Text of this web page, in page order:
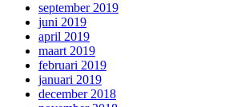
september 2019
juni 2019
april 2019
maart 2019
februari 2019
januari 2019
december 2018